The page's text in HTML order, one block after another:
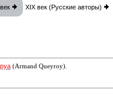
XIX век (Русские авторы)
(Armand Queyroy)